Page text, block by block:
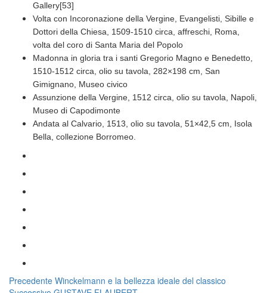
Gallery[53]
Volta con Incoronazione della Vergine, Evangelisti, Sibille e
Dottori della Chiesa, 1509-1510 circa, affreschi, Roma,
volta del coro di Santa Maria del Popolo
Madonna in gloria tra i santi Gregorio Magno e Benedetto,
1510-1512 circa, olio su tavola, 282×198 cm, San
Gimignano, Museo civico
Assunzione della Vergine, 1512 circa, olio su tavola, Napoli,
Museo di Capodimonte
Andata al Calvario, 1513, olio su tavola, 51×42,5 cm, Isola
Bella, collezione Borromeo.
Navigazione
Precedente Articolo
Winckelmann e la bellezza ideale del classico